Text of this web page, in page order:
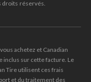
droits réservés.
achetez et Canadian
inclus sur cette facture. Le
Tire utilisent ces frais
et du traitement des